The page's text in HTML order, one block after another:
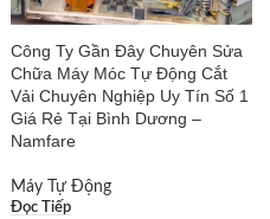
Công Ty Gần Đây Chuyên Sửa
Chữa Máy Móc Tự Động Cắt
Vải Chuyên Nghiệp Uy Tín Số 1
Giá Rẻ Tại Bình Dương –
Namfare
Máy Tự Động
Đọc Tiếp